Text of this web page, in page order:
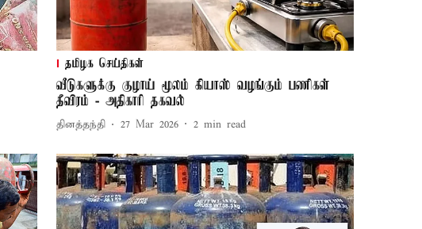
தமிழக செய்திகள்
வீடுகளுக்கு குழாய் மூலம் கியாஸ் வழங்கும் பணிகள்
தீவிரம் - அதிகாரி தகவல்
தினத்தந்தி 27 Mar 2026 2 min read